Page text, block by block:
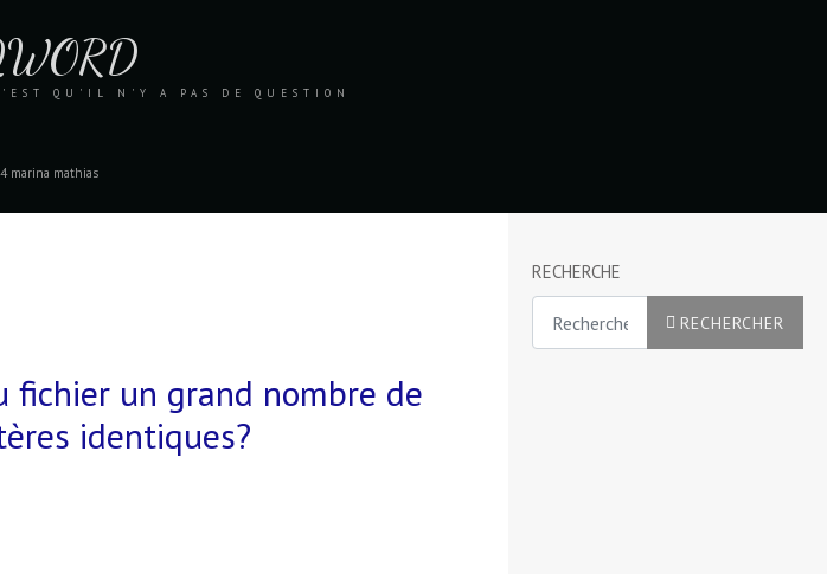
QU'IL N'Y A PAS DE QUESTION
marina mathias
RECHERCHE
RECHERCHER
fichier un grand nombre de
identiques?